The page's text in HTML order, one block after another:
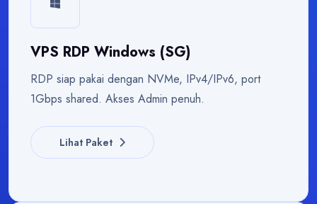
VPS RDP Windows (SG)
RDP siap pakai dengan NVMe, IPv4/IPv6, port
1Gbps shared. Akses Admin penuh.
Lihat Paket